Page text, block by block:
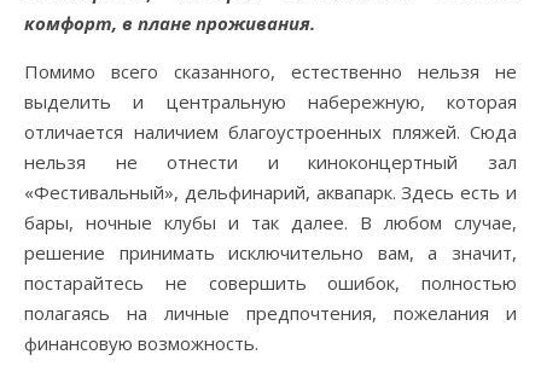
комфорт, в плане проживания.
Помимо всего сказанного, естественно нельзя не
выделить и центральную набережную, которая
отличается наличием благоустроенных пляжей. Сюда
нельзя не отнести и киноконцертный зал
«Фестивальный», дельфинарий, аквапарк. Здесь есть и
бары, ночные клубы и так далее. В любом случае,
решение принимать исключительно вам, а значит,
постарайтесь не совершить ошибок, полностью
полагаясь на личные предпочтения, пожелания и
финансовую возможность.